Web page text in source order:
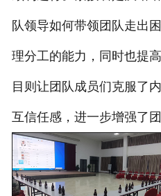
队领导如何带领团队走出
理分工的能力，同时也提
目则让团队成员们克服了
互信任感，进一步增强了